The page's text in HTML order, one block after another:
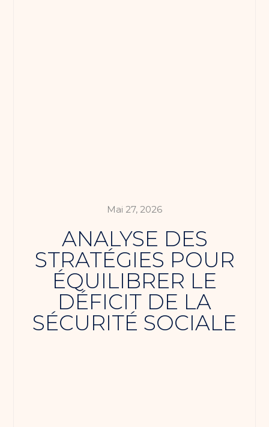
Mai 27, 2026
ANALYSE DES
STRATÉGIES POUR
ÉQUILIBRER LE
DÉFICIT DE LA
SÉCURITÉ SOCIALE